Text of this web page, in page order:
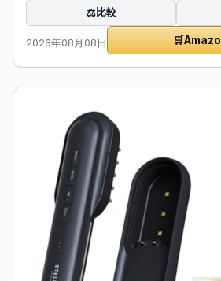
⚖️比較
2026年08月08日 🛒